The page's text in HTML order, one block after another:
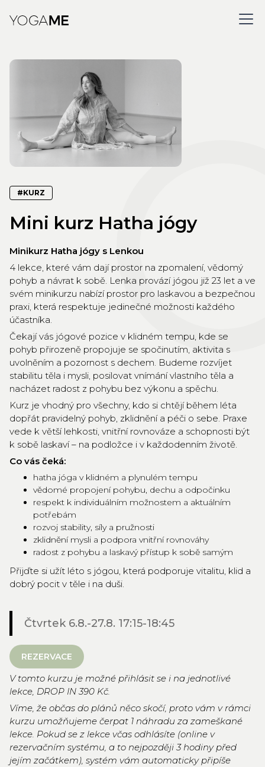
#KURZ
Mini kurz Hatha jógy
Minikurz Hatha jógy s Lenkou
4 lekce, které vám dají prostor na zpomalení, vědomý
pohyb a návrat k sobě. Lenka provází jógou již 23 let a ve
svém minikurzu nabízí prostor pro laskavou a bezpečnou
praxi, která respektuje jedinečné možnosti každého
účastníka.
Čekají vás jógové pozice v klidném tempu, kde se
pohyb přirozeně propojuje se spočinutím, aktivita s
uvolněním a pozornost s dechem. Budeme rozvíjet
stabilitu těla i mysli, posilovat vnímání vlastního těla a
nacházet radost z pohybu bez výkonu a spěchu.
Kurz je vhodný pro všechny, kdo si chtějí během léta
dopřát pravidelný pohyb, zklidnění a péči o sebe. Praxe
vede k větší lehkosti, vnitřní rovnováze a schopnosti být
k sobě laskaví – na podložce i v každodenním životě.
Co vás čeká:
hatha jóga v klidném a plynulém tempu
vědomé propojení pohybu, dechu a odpočinku
respekt k individuálním možnostem a aktuálním
potřebám
rozvoj stability, síly a pružnosti
zklidnění mysli a podpora vnitřní rovnováhy
radost z pohybu a laskavý přístup k sobě samým
Přijďte si užít léto s jógou, která podporuje vitalitu, klid a
dobrý pocit v těle i na duši. ‍
Čtvrtek 6.8.-27.8. 17:15-18:45
REZERVACE
V tomto kurzu je možné přihlásit se i na jednotlivé
lekce, DROP IN 390 Kč.
Víme, že občas do plánů něco skočí, proto vám v rámci
kurzu umožňujeme čerpat 1 náhradu za zameškané
lekce. Pokud se z lekce včas odhlásíte (online v
rezervačním systému, a to nejpozději 3 hodiny před
jejím začátkem), systém vám automaticky připíše